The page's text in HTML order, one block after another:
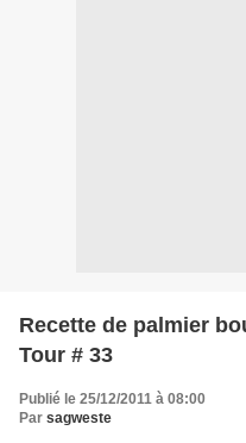
Recette de palmier
Tour # 33
Publié le 25/12/2011 à 08:00
Par sagweste